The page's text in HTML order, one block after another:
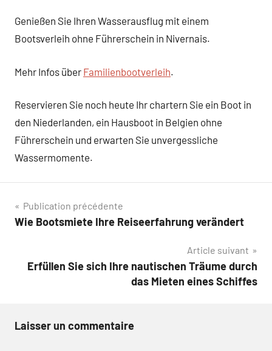
Genießen Sie Ihren Wasserausflug mit einem
Bootsverleih ohne Führerschein in Nivernais.
Mehr Infos über Familienbootverleih.
Reservieren Sie noch heute Ihr chartern Sie ein Boot in
den Niederlanden, ein Hausboot in Belgien ohne
Führerschein und erwarten Sie unvergessliche
Wassermomente.
Navigation
de
Publication précédente
Wie Bootsmiete Ihre Reiseerfahrung verändert
Article suivant
Erfüllen Sie sich Ihre nautischen Träume durch
das Mieten eines Schiffes
Laisser un commentaire